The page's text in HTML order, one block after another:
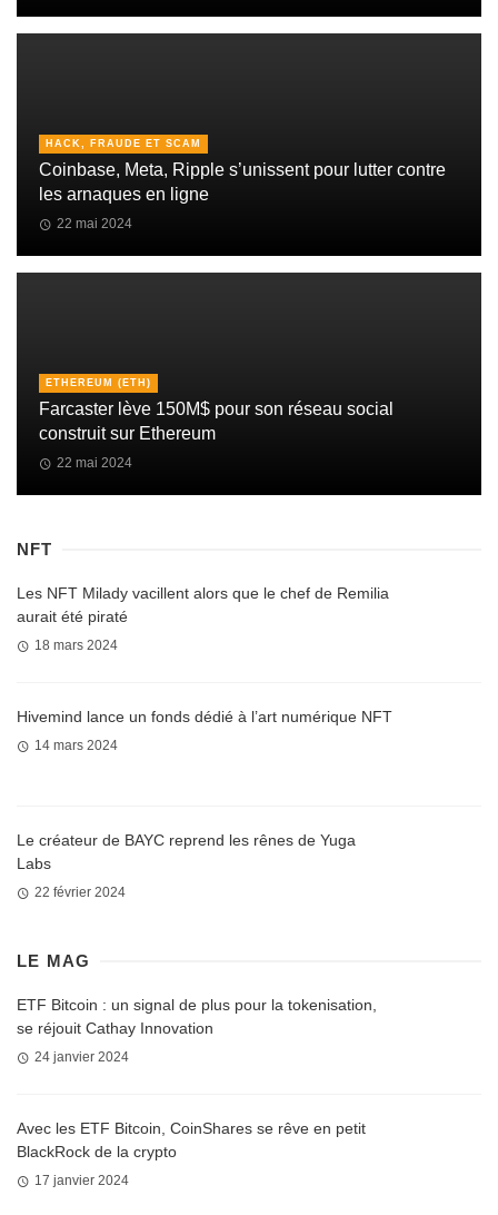
HACK, FRAUDE ET SCAM
Coinbase, Meta, Ripple s’unissent pour lutter contre
les arnaques en ligne
22 mai 2024
ETHEREUM (ETH)
Farcaster lève 150M$ pour son réseau social
construit sur Ethereum
22 mai 2024
NFT
Les NFT Milady vacillent alors que le chef de Remilia
aurait été piraté
18 mars 2024
Hivemind lance un fonds dédié à l’art numérique NFT
14 mars 2024
Le créateur de BAYC reprend les rênes de Yuga
Labs
22 février 2024
LE MAG
ETF Bitcoin : un signal de plus pour la tokenisation,
se réjouit Cathay Innovation
24 janvier 2024
Avec les ETF Bitcoin, CoinShares se rêve en petit
BlackRock de la crypto
17 janvier 2024